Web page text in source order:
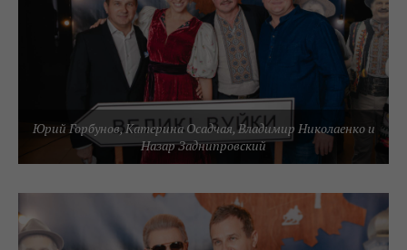
Юрий Горбунов, Катерина Осадчая, Владимир Николаенко и
Назар Заднипровский